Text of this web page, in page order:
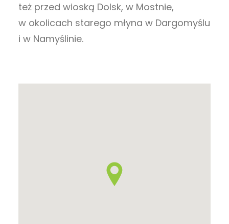
też przed wioską Dolsk, w Mostnie,
w okolicach starego młyna w Dargomyślu
i w Namyślinie.